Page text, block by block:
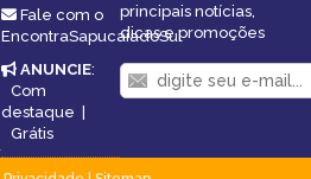
Fale com o
EncontraSapucaiadoSul
ANUNCIE:
Com
destaque |
Grátis
principais notícias,
dicas e promoções